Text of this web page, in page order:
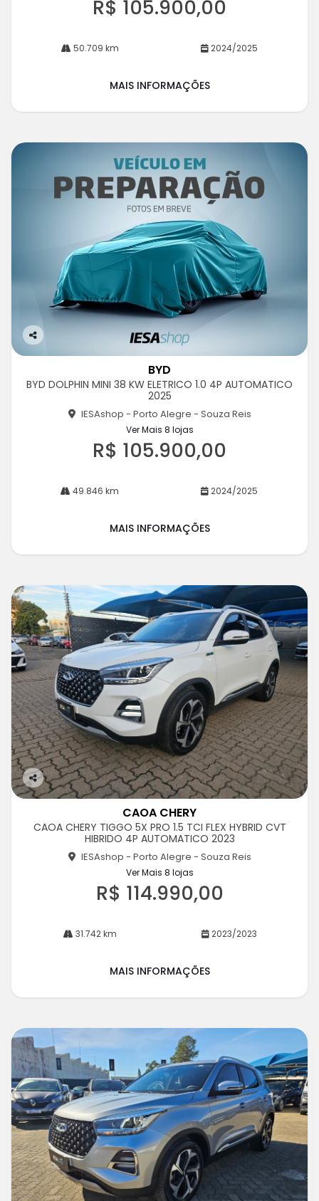
R$ 105.900,00
50.709 km 2024/2025
MAIS INFORMAÇÕES
Co
rtil
BYD
BYD DOLPHIN MINI 38 KW ELETRICO 1.0 4P AUTOMATICO
2025
IESAshop - Porto Alegre - Souza Reis
Ver Mais 8 lojas
R$ 105.900,00
49.846 km 2024/2025
MAIS INFORMAÇÕES
Co
rtil
CAOA CHERY
CAOA CHERY TIGGO 5X PRO 1.5 TCI FLEX HYBRID CVT
HIBRIDO 4P AUTOMATICO 2023
IESAshop - Porto Alegre - Souza Reis
Ver Mais 8 lojas
R$ 114.990,00
31.742 km 2023/2023
MAIS INFORMAÇÕES